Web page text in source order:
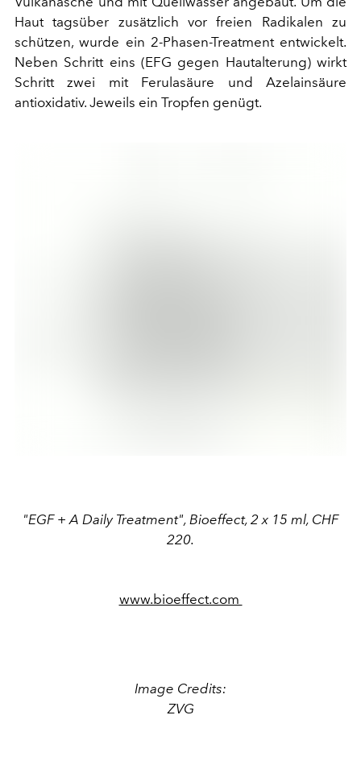
Haut tagsüber zusätzlich vor freien Radikalen zu
schützen, wurde ein 2-Phasen-Treatment entwickelt.
Neben Schritt eins (EFG gegen Hautalterung) wirkt
Schritt zwei mit Ferulasäure und Azelainsäure
antioxidativ. Jeweils ein Tropfen genügt.
"EGF + A Daily Treatment", Bioeffect, 2 x 15 ml, CHF
220.
www.bioeffect.com
Image Credits:
ZVG